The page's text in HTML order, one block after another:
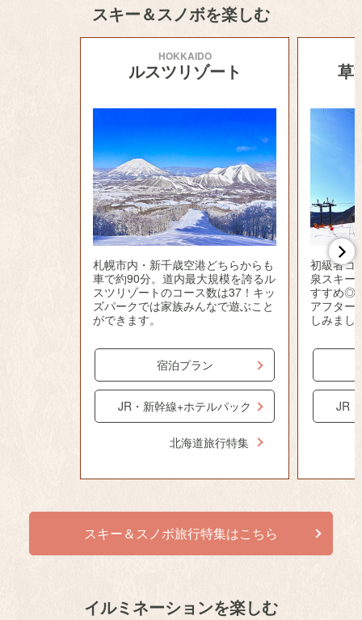
スキー＆スノボを楽しむ
HOKKAIDO
ルスツリゾート
札幌市内・新千歳空港どちらからも
車で約90分。道内最大規模を誇るル
スツリゾートのコース数は37！キッ
ズパークでは家族みんなで遊ぶこと
ができます。
宿泊プラン
JR・新幹線+ホテルパック
北海道旅行特集
草
初級者コ
泉スキー
すすめ◎
アフター
しみまし
JR
スキー＆スノボ旅行特集はこちら
イルミネーションを楽しむ